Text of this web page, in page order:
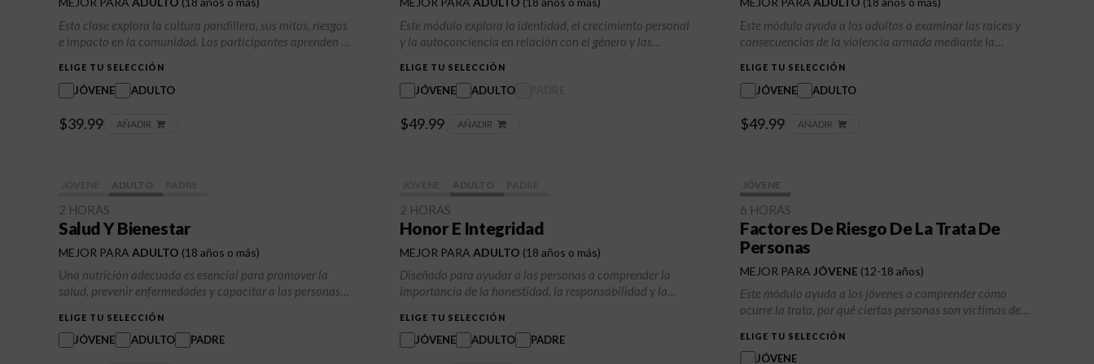
Esta clase explora la cultura pandillera, sus mitos, riesgos
e impacto en la comunidad. Los participantes aprenden a
fortalecer su autoestima y a desarrollar habilidades para
la resolución de conflictos. La clase también describe
comprometerse con un cambio positivo a largo plazo.
ELIGE TU SELECCIÓN
JÓVENE ADULTO
$39.99 AÑADIR
Este módulo explora la identidad, el crecimiento personal
y la autoconciencia en relación con el género y las
comprensión más profunda de sí mismos y de los demás, a
la vez que adquirirán habilidades para una comunicación
ELIGE TU SELECCIÓN
JÓVENE ADULTO
$49.99 AÑADIR
Este módulo ayuda a los adultos a examinar las raíces y
consecuencias de la violencia armada mediante la
emocionales y patrones nocivos. Los participantes
aprenden herramientas prácticas para la autorregulación,
informada, a la vez que fortalecen la resiliencia y los
comunitaria.
ELIGE TU SELECCIÓN
JÓVENE ADULTO
$49.99 AÑADIR
ADULTO
2 HORAS
Salud Y Bienestar
MEJOR PARA ADULTO (18 años o más)
Una nutrición adecuada es esencial para promover la
salud, prevenir enfermedades y capacitar a las personas
bienestar general. Al invertir en educación nutricional, se
da un paso hacia la mejora de los resultados de salud, la
ELIGE TU SELECCIÓN
JÓVENE ADULTO PADRE
ADULTO
2 HORAS
Honor E Integridad
MEJOR PARA ADULTO (18 años o más)
Diseñado para ayudar a las personas a comprender la
importancia de la honestidad, la responsabilidad y la
rendición de cuentas y el crecimiento personal, enseñando
a los participantes cómo la integridad impacta sus
ELIGE TU SELECCIÓN
JÓVENE ADULTO PADRE
JÓVENE
6 HORAS
Factores De Riesgo De La Trata De
Personas
MEJOR PARA JÓVENE (12-18 años)
Este módulo ayuda a los jóvenes a comprender cómo
ocurre la trata, por qué ciertas personas son víctimas de
participantes exploran los desencadenantes emocionales,
la creación de vínculos traumáticos y las presiones
ELIGE TU SELECCIÓN
JÓVENE